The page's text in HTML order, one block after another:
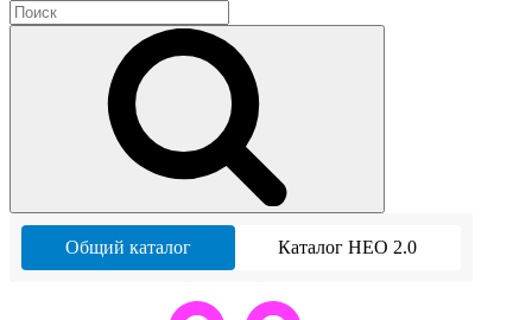
Общий каталог Каталог НЕО 2.0